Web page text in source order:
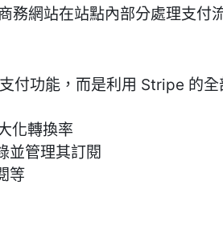
務網站在站點內部分處理支付
功能，而是利用 Stripe 的
化轉換率
並管理其訂閱
等